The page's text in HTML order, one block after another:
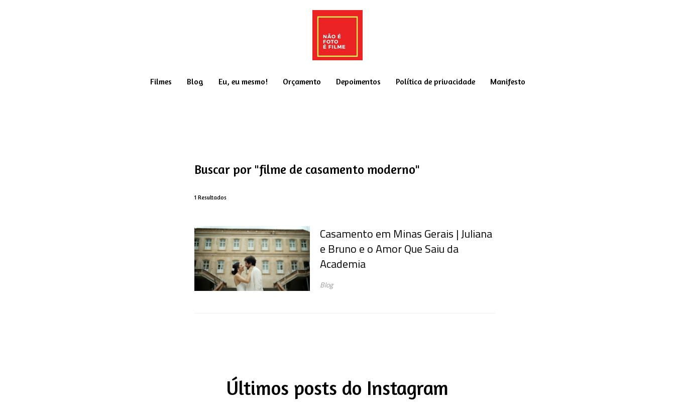
Filmes Blog Eu, eu mesmo! Orçamento Depoimentos Política de privacidade Manifesto
Buscar por "filme de casamento moderno"
1 Resultados
Casamento em Minas Gerais | Juliana
e Bruno e o Amor Que Saiu da
Academia
Blog
Últimos posts do Instagram